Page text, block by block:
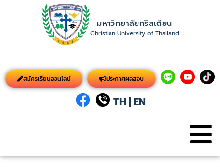
มหาวิทยาลัยคริสเตียน
Christian University of Thailand
สมัครเรียนออนไลน์ ประกาศผลสอบ
TH| EN